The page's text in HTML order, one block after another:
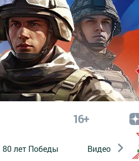
16+
80 лет Победы Видео